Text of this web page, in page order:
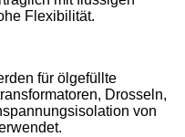
Flexibilität.
für ölgefüllte
Drosseln,
von